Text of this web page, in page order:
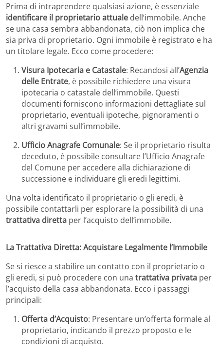
Prima di intraprendere qualsiasi azione, è essenziale
identificare il proprietario attuale dell’immobile. Anche
se una casa sembra abbandonata, ciò non implica che
sia priva di proprietario. Ogni immobile è registrato e ha
un titolare legale. Ecco come procedere:​
Visura Ipotecaria e Catastale: Recandosi all’Agenzia
delle Entrate, è possibile richiedere una visura
ipotecaria o catastale dell’immobile. Questi
documenti forniscono informazioni dettagliate sul
proprietario, eventuali ipoteche, pignoramenti o
altri gravami sull’immobile.
Ufficio Anagrafe Comunale: Se il proprietario risulta
deceduto, è possibile consultare l’Ufficio Anagrafe
del Comune per accedere alla dichiarazione di
successione e individuare gli eredi legittimi.
Una volta identificato il proprietario o gli eredi, è
possibile contattarli per esplorare la possibilità di una
trattativa diretta per l’acquisto dell’immobile.
La Trattativa Diretta: Acquistare Legalmente l’Immobile
Se si riesce a stabilire un contatto con il proprietario o
gli eredi, si può procedere con una trattativa privata per
l’acquisto della casa abbandonata. Ecco i passaggi
principali:​
Offerta d’Acquisto: Presentare un’offerta formale al
proprietario, indicando il prezzo proposto e le
condizioni di acquisto.